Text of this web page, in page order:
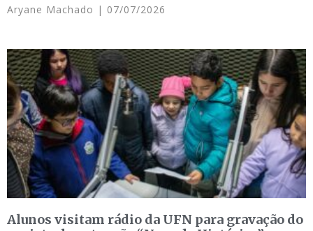
Aryane Machado 07/07/2026
Alunos visitam rádio da UFN para gravação do